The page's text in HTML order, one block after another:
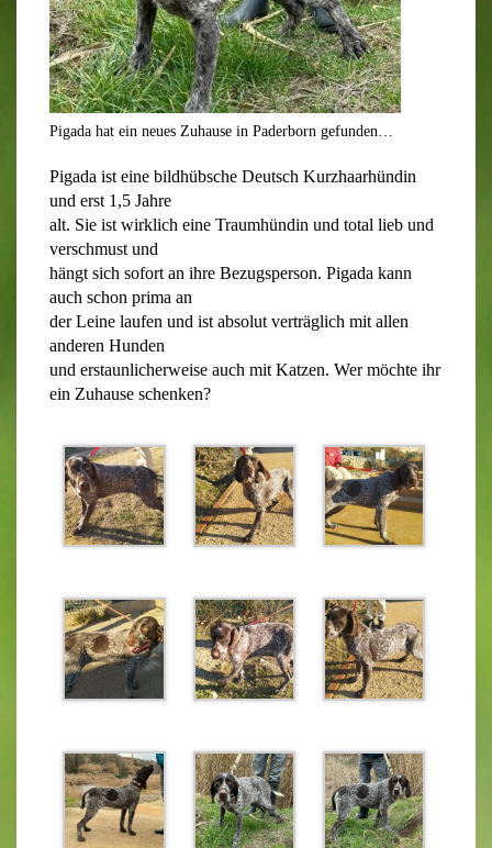
Pigada hat ein neues Zuhause in Paderborn gefunden…
Pigada ist eine bildhübsche Deutsch Kurzhaarhündin
und erst 1,5 Jahre
alt. Sie ist wirklich eine Traumhündin und total lieb und
verschmust und
hängt sich sofort an ihre Bezugsperson. Pigada kann
auch schon prima an
der Leine laufen und ist absolut verträglich mit allen
anderen Hunden
und erstaunlicherweise auch mit Katzen. Wer möchte ihr
ein Zuhause schenken?